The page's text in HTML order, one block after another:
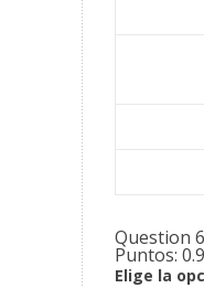
Question 6
Puntos:
Elige la